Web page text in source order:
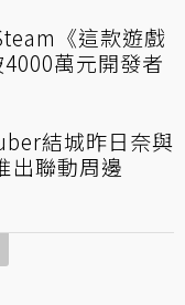
《這款遊戲
萬元開發者
結城昨日奈與
出聯動周邊